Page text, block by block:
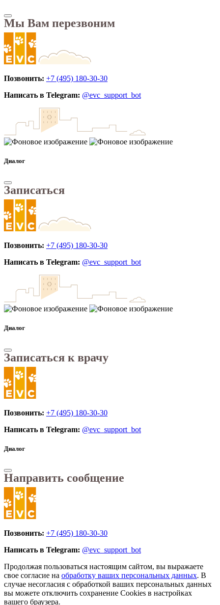
Мы Вам перезвоним
Позвонить: +7 (495) 180-30-30
Написать в Telegram: @evc_support_bot
Диалог
Записаться
Позвонить: +7 (495) 180-30-30
Написать в Telegram: @evc_support_bot
Диалог
Записаться к врачу
Позвонить: +7 (495) 180-30-30
Написать в Telegram: @evc_support_bot
Диалог
Направить сообщение
Позвонить: +7 (495) 180-30-30
Написать в Telegram: @evc_support_bot
Продолжая пользоваться настоящим сайтом, вы выражаете
свое согласие на обработку ваших персональных данных. В
случае несогласия с обработкой ваших персональных данных
вы можете отключить сохранение Cookies в настройках
вашего браузера.